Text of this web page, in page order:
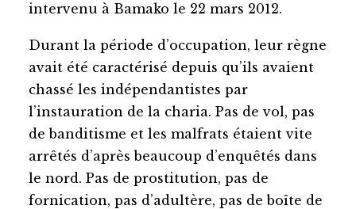
intervenu à Bamako le 22 mars 2012.
Durant la période d’occupation, leur règne
avait été caractérisé depuis qu’ils avaient
chassé les indépendantistes par
l’instauration de la charia. Pas de vol, pas
de banditisme et les malfrats étaient vite
arrêtés d’après beaucoup d’enquêtés dans
le nord. Pas de prostitution, pas de
fornication, pas d’adultère, pas de boîte de